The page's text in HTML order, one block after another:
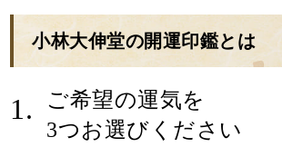
小林大伸堂の開運印鑑とは
1.
ご希望の運気を
3つお選びください